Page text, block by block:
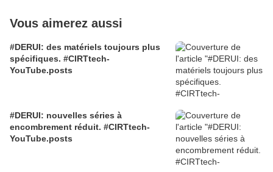
Vous aimerez aussi
#DERUI: des matériels toujours plus
spécifiques. #CIRTtech-
YouTube.posts
#DERUI: nouvelles séries à
encombrement réduit. #CIRTtech-
YouTube.posts